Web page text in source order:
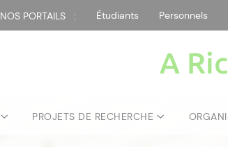
NOS PORTAILS : Étudiants Personnels
A
PROJETS DE RECHERCHE